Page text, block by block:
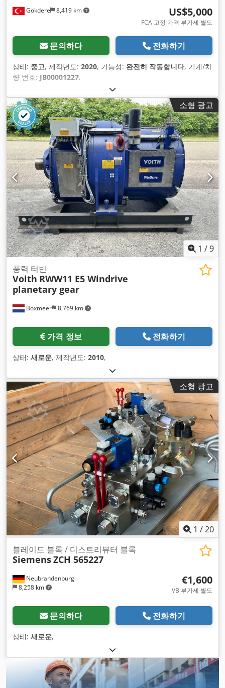
Gökdere 8,419 km US$5,000
FCA 고정 가격 부가세 별도
문의하다 전화하기
상태: 중고, 제작년도: 2020, 기능성: 완전히 작동합니다, 기계/차
량 번호: JB00001227,
소형 광고
1 /9
Boxmeer 8,769 km
풍력 터빈
Voith RWW11 E5 Windrive
planetary gear
가격 정보 전화하기
상태: 새로운, 제작년도: 2010,
소형 광고
1 /20
Neubrandenburg
8,258 km
블레이드 블록 / 디스트리뷰터 블록
SiemensZCH 565227
€1,600
VB 부가세 별도
문의하다 전화하기
상태: 새로운,